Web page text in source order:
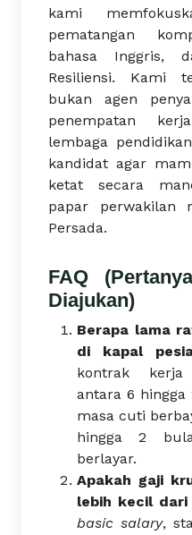
kami
pematangan
bahasa Inggris,
Resiliensi. Kami
bukan agen
penempatan
lembaga
kandidat agar
ketat secara
papar perwakilan
Persada.
FAQ
Diajukan)
Berapa lama
di kapal
kontrak
antara 6
masa cuti
hingga 2
berlayar.
Apakah gaji
lebih kecil dari
basic salary,